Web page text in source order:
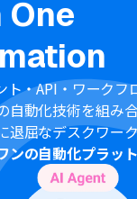
。
Drive、Google ス
を連携してください
、10分、15分、30分
きます。
て最短の起動間隔が
行する」アクションで
先を設定可能です。
ト・API・ワークフ
自動化技術を組み合
退屈なデスクワー
ンの自動化プラッ